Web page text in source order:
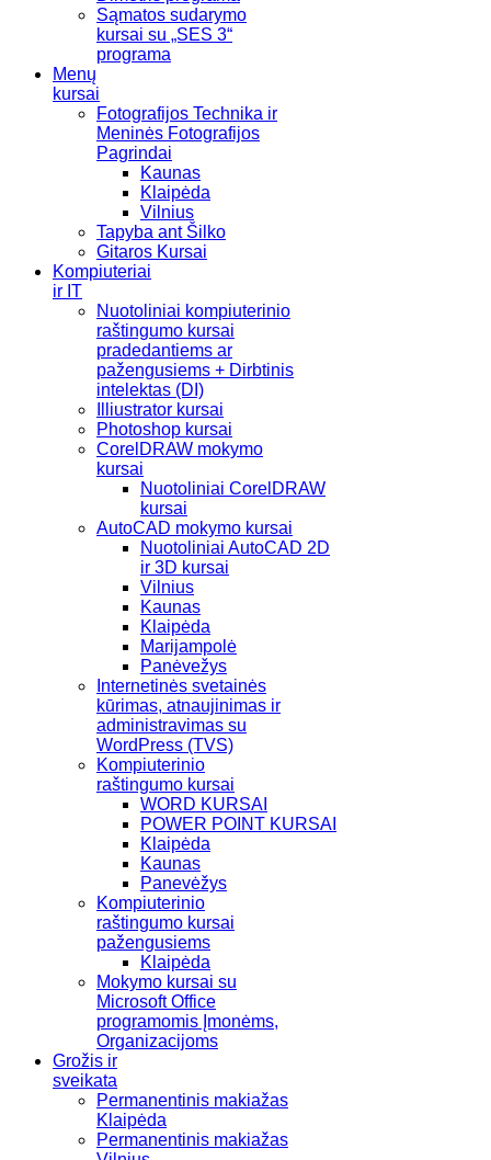
Sąmatos sudarymo
kursai su „SES 3“
programa
Menų
kursai
Fotografijos Technika ir
Meninės Fotografijos
Pagrindai
Kaunas
Klaipėda
Vilnius
Tapyba ant Šilko
Gitaros Kursai
Kompiuteriai
ir IT
Nuotoliniai kompiuterinio
raštingumo kursai
pradedantiems ar
pažengusiems + Dirbtinis
intelektas (DI)
Illiustrator kursai
Photoshop kursai
CorelDRAW mokymo
kursai
Nuotoliniai CorelDRAW
kursai
AutoCAD mokymo kursai
Nuotoliniai AutoCAD 2D
ir 3D kursai
Vilnius
Kaunas
Klaipėda
Marijampolė
Panėvežys
Internetinės svetainės
kūrimas, atnaujinimas ir
administravimas su
WordPress (TVS)
Kompiuterinio
raštingumo kursai
WORD KURSAI
POWER POINT KURSAI
Klaipėda
Kaunas
Panevėžys
Kompiuterinio
raštingumo kursai
pažengusiems
Klaipėda
Mokymo kursai su
Microsoft Office
programomis Įmonėms,
Organizacijoms
Grožis ir
sveikata
Permanentinis makiažas
Klaipėda
Permanentinis makiažas